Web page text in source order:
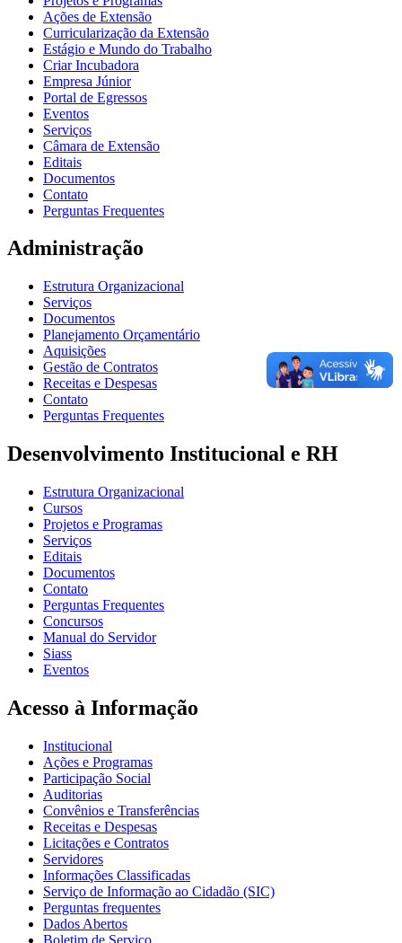
Ações de Extensão
Curricularização da Extensão
Estágio e Mundo do Trabalho
Criar Incubadora
Empresa Júnior
Portal de Egressos
Eventos
Serviços
Câmara de Extensão
Editais
Documentos
Contato
Perguntas Frequentes
Administração
Estrutura Organizacional
Serviços
Documentos
Planejamento Orçamentário
Aquisições
Gestão de Contratos
Receitas e Despesas
Contato
Perguntas Frequentes
Desenvolvimento Institucional e RH
Estrutura Organizacional
Cursos
Projetos e Programas
Serviços
Editais
Documentos
Contato
Perguntas Frequentes
Concursos
Manual do Servidor
Siass
Eventos
Acesso à Informação
Institucional
Ações e Programas
Participação Social
Auditorias
Convênios e Transferências
Receitas e Despesas
Licitações e Contratos
Servidores
Informações Classificadas
Serviço de Informação ao Cidadão (SIC)
Perguntas frequentes
Dados Abertos
Boletim de Serviço